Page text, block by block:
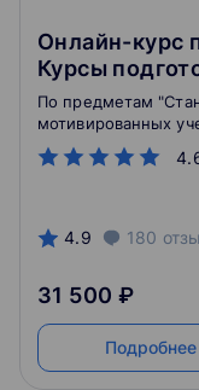
Онлайн-курс
Курсы
По предметам
мотивированных
4.9 180
31 500 ₽
Подробнее